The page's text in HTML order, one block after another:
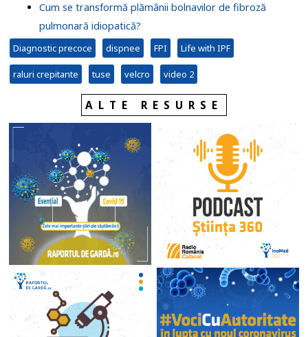
Cum se transformă plămânii bolnavilor de fibroză
pulmonară idiopatică?
Diagnostic precoce dispnee FPI Life with IPF
raluri crepitante tuse velcro video 2
ALTE RESURSE